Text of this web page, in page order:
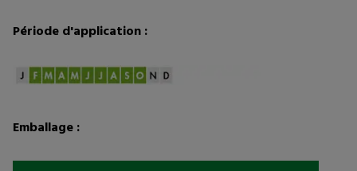
Période d'application :
Emballage :